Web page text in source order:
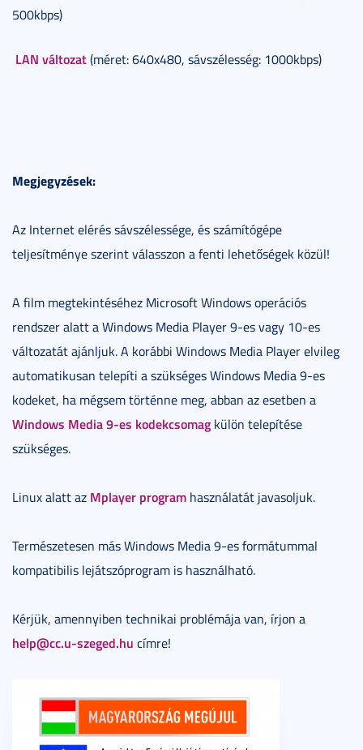
500kbps)
LAN változat(méret: 640x480, sávszélesség: 1000kbps)
Megjegyzések:
Az Internet elérés sávszélessége, és számítógépe
teljesítménye szerint válasszon a fenti lehetőségek közül!
A film megtekintéséhez Microsoft Windows operációs
rendszer alatt a Windows Media Player 9-es vagy 10-es
változatát ajánljuk. A korábbi Windows Media Player elvileg
automatikusan telepíti a szükséges Windows Media 9-es
kodeket, ha mégsem történne meg, abban az esetben a
Windows Media 9-es kodekcsomag külön telepítése
szükséges.
Linux alatt az Mplayer program használatát javasoljuk.
Természetesen más Windows Media 9-es formátummal
kompatibilis lejátszóprogram is használható.
Kérjük, amennyiben technikai problémája van, írjon a
help@cc.u-szeged.hu címre!